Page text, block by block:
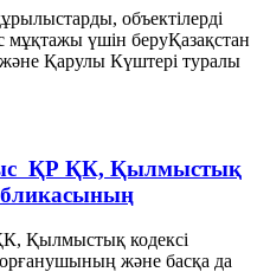
объектiлердi
мұқтажы үшiн беруҚазақстан
Қарулы Күштері туралы
ҚР ҚК, Қылмыстық
Қылмыстық кодексi
және басқа да